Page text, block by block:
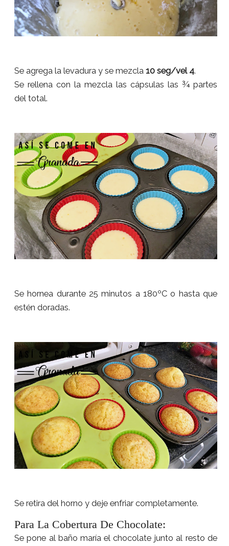
Se agrega la levadura y se mezcla10 seg/vel 4.
Se rellena con la mezcla las cápsulas las ¾ partes
del total.
Se hornea durante 25 minutos a 180ºC o hasta que
estén doradas.
Se retira del horno y deje enfriar completamente.
Para La Cobertura De Chocolate:
Se pone al baño maría el chocolate junto al resto de